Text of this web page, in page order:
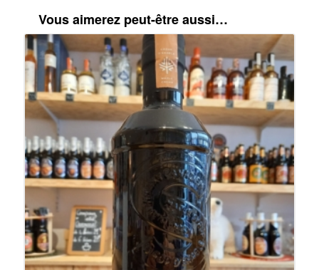
Vous aimerez peut-être aussi…